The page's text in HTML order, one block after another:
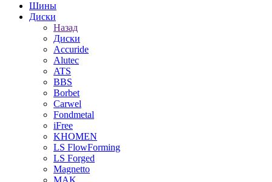
Шины
Диски
Назад
Диски
Accuride
Alutec
ATS
BBS
Borbet
Carwel
Fondmetal
iFree
KHOMEN
LS FlowForming
LS Forged
Magnetto
MAK